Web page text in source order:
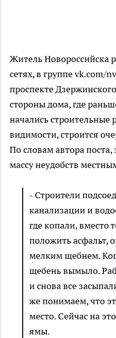
Житель Новороссийска
сетях, в группе vk.com/
проспекте
стороны дома, где
начались строительные
видимости, строится
По словам автора поста,
массу неудобств
- Строители
канализации и
где копали, вместо
положить асфальт,
мелким щебнем.
щебень вымыло.
и снова все
же понимаем, что
место. Сейчас на
ямы.